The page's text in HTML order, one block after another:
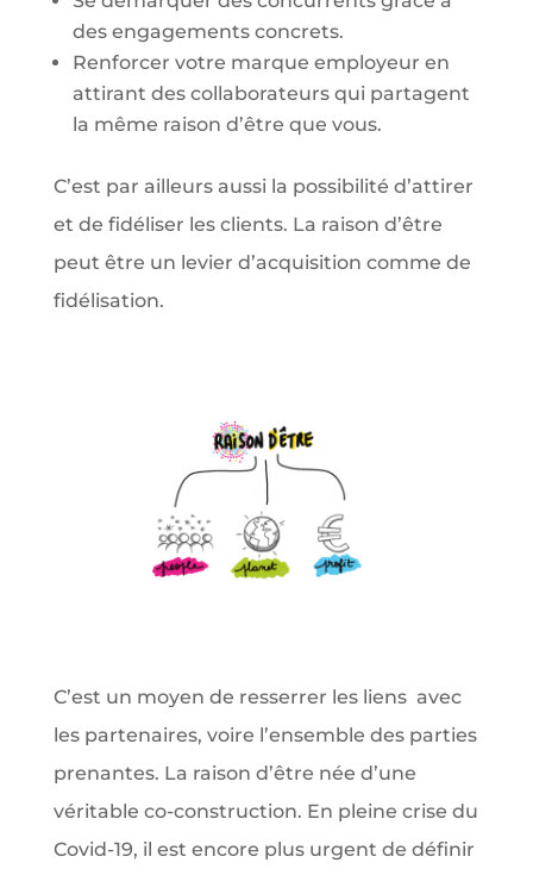
des engagements concrets.
Renforcer votre marque employeur en
attirant des collaborateurs qui partagent
la même raison d’être que vous.
C’est par ailleurs aussi la possibilité d’attirer
et de fidéliser les clients. La raison d’être
peut être un levier d’acquisition comme de
fidélisation.
C’est un moyen de resserrer les liens avec
les partenaires, voire l’ensemble des parties
prenantes. La raison d’être née d’une
véritable co-construction. En pleine crise du
Covid-19, il est encore plus urgent de définir